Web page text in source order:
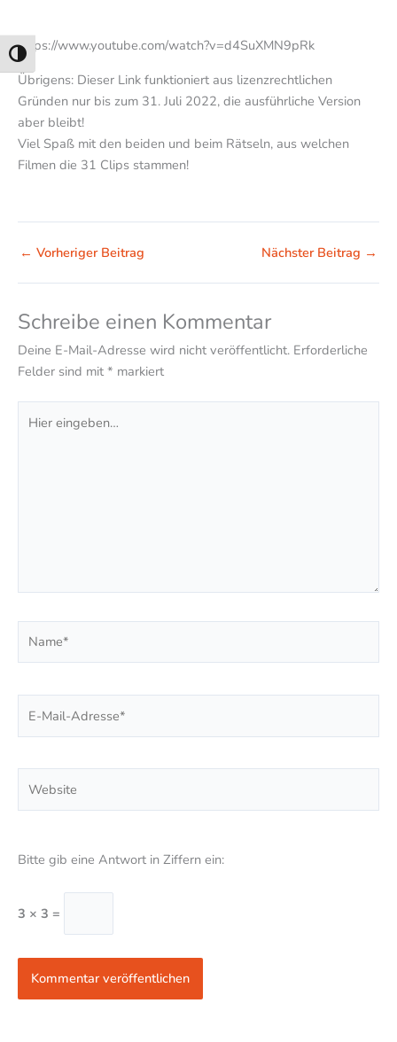
Umschalten auf hohe Kontraste
https://www.youtube.com/watch?v=d4SuXMN9pRk
Übrigens: Dieser Link funktioniert aus lizenzrechtlichen
Gründen nur bis zum 31. Juli 2022, die ausführliche Version
aber bleibt!
Viel Spaß mit den beiden und beim Rätseln, aus welchen
Filmen die 31 Clips stammen!
← Vorheriger Beitrag Nächster Beitrag →
Schreibe einen Kommentar
Deine E-Mail-Adresse wird nicht veröffentlicht. Erforderliche
Felder sind mit * markiert
eingeben…
Mail-
Bitte gib eine Antwort in Ziffern ein:
3 × 3 =